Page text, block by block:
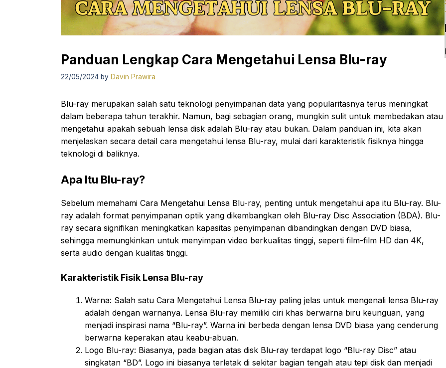
Panduan Lengkap Cara Mengetahui Lensa Blu-ray
22/05/2024 by Davin Prawira
Blu-ray merupakan salah satu teknologi penyimpanan data yang popularitasnya terus meningkat
dalam beberapa tahun terakhir. Namun, bagi sebagian orang, mungkin sulit untuk membedakan atau
mengetahui apakah sebuah lensa disk adalah Blu-ray atau bukan. Dalam panduan ini, kita akan
menjelaskan secara detail cara mengetahui lensa Blu-ray, mulai dari karakteristik fisiknya hingga
teknologi di baliknya.
Apa Itu Blu-ray?
Sebelum memahami Cara Mengetahui Lensa Blu-ray, penting untuk mengetahui apa itu Blu-ray. Blu-
ray adalah format penyimpanan optik yang dikembangkan oleh Blu-ray Disc Association (BDA). Blu-
ray secara signifikan meningkatkan kapasitas penyimpanan dibandingkan dengan DVD biasa,
sehingga memungkinkan untuk menyimpan video berkualitas tinggi, seperti film-film HD dan 4K,
serta audio dengan kualitas tinggi.
Karakteristik Fisik Lensa Blu-ray
Warna: Salah satu Cara Mengetahui Lensa Blu-ray paling jelas untuk mengenali lensa Blu-ray
adalah dengan warnanya. Lensa Blu-ray memiliki ciri khas berwarna biru keunguan, yang
menjadi inspirasi nama “Blu-ray”. Warna ini berbeda dengan lensa DVD biasa yang cenderung
berwarna keperakan atau keabu-abuan.
Logo Blu-ray: Biasanya, pada bagian atas disk Blu-ray terdapat logo “Blu-ray Disc” atau
singkatan “BD”. Logo ini biasanya terletak di sekitar bagian tengah atau tepi disk dan menjadi